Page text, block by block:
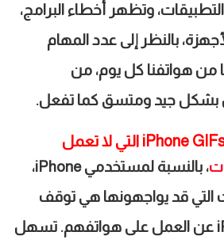
وتظهر أخطاء البرامج،
بالنظر إلى عدد المهام
من هواتفنا كل يوم، من
بشكل جيد ومتسق كما تفعل.
iPhone التي لا تعمل
، بالنسبة لمستخدميiPhone
،
التي قد يواجهونها هي توقف
عن العمل على هواتفهم. تسهل